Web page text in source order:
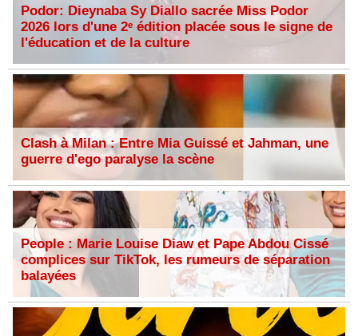
Podor: Dieynaba Sy Diallo sacrée Miss Podor
2026 lors d'une 2ᵉ édition placée sous le signe de
l'éducation et de la culture
Clash à Milan : Entre Mia Guissé et Jahman, une
guerre d'ego paralyse la scène
People : Marie Louise Diaw et Pape Abdou Cissé
complices sur TikTok, les rumeurs de séparation
balayées